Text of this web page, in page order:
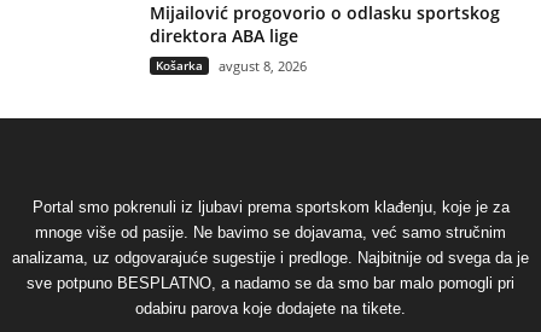
Mijailović progovorio o odlasku sportskog
direktora ABA lige
Košarka avgust 8, 2026
Portal smo pokrenuli iz ljubavi prema sportskom klađenju, koje je za
mnoge više od pasije. Ne bavimo se dojavama, već samo stručnim
analizama, uz odgovarajuće sugestije i predloge. Najbitnije od svega da je
sve potpuno BESPLATNO, a nadamo se da smo bar malo pomogli pri
odabiru parova koje dodajete na tikete.